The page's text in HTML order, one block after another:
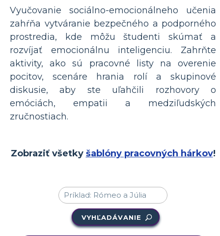
Vyučovanie sociálno-emocionálneho učenia
zahŕňa vytváranie bezpečného a podporného
prostredia, kde môžu študenti skúmať a
rozvíjať emocionálnu inteligenciu. Zahrňte
aktivity, ako sú pracovné listy na overenie
pocitov, scenáre hrania rolí a skupinové
diskusie, aby ste uľahčili rozhovory o
emóciách, empatii a medziľudských
zručnostiach.
Zobraziť všetky šablóny pracovných hárkov!
VYHĽADÁVANIE